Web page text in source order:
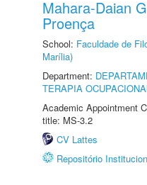
Mahara-Daian
Proença
School: Faculdade de
Marília)
Department:
TERAPIA
Academic Appointment
title: MS-3.2
CV Lattes
Repositório